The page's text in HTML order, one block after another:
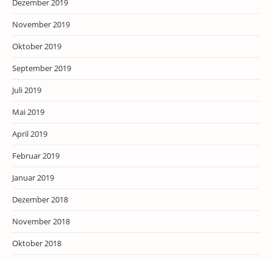
Dezember 2019
November 2019
Oktober 2019
September 2019
Juli 2019
Mai 2019
April 2019
Februar 2019
Januar 2019
Dezember 2018
November 2018
Oktober 2018